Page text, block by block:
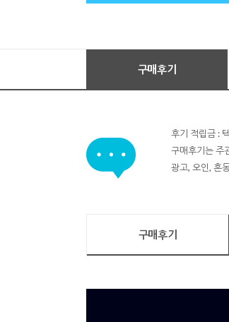
구매후기
후기 적립금 :
구매후기는 주
광고, 오인, 혼
구매후기